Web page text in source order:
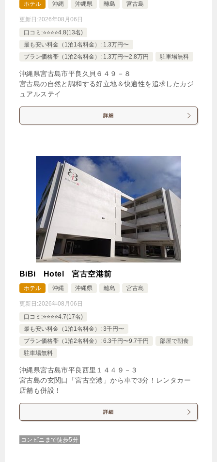
ホテル 沖縄 沖縄県 離島 宮古島
更新日:2026年08月06日
口コミ:⭐️⭐️⭐️⭐️4.8(13名)
最も安い料金（1泊1名料金）: 1.3万円〜
プラン価格帯（1泊2名料金）: 1.3万円〜2.8万円
駐車場無料
沖縄県宮古島市平良久貝６４９－８
宮古島の自然と調和する好立地＆快適性を追求したカジ
ュアルステイ
詳細
BiBi Hotel 宮古空港前
ホテル 沖縄 沖縄県 離島 宮古島
更新日:2026年08月06日
口コミ:⭐️⭐️⭐️⭐️4.7(17名)
最も安い料金（1泊1名料金）: 3千円〜
プラン価格帯（1泊2名料金）: 6.3千円〜9.7千円
部屋で朝食
駐車場無料
沖縄県宮古島市平良西里１４４９－３
宮古島の玄関口「宮古空港」から車で3分！レンタカー
店舗も併設！
詳細
コンビニまで徒歩5分